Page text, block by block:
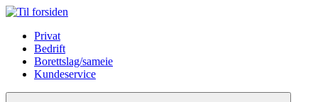
Privat
Bedrift
Borettslag/sameie
Kundeservice